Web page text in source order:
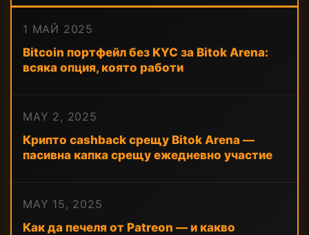
1 МАЙ 2025
Bitcoin портфейл без KYC за Bitok Arena:
всяка опция, която работи
MAY 2, 2025
Крипто cashback срещу Bitok Arena —
пасивна капка срещу ежедневно участие
MAY 15, 2025
Как да печеля от Patreon — и какво